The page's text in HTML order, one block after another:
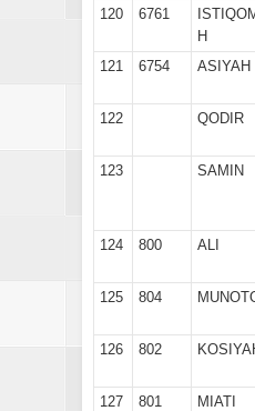
120
6761
H
121
6754 ASIYAH
122
QODIR
123
SAMIN
124
800 ALI
125
804
126
802
127
801 MIATI